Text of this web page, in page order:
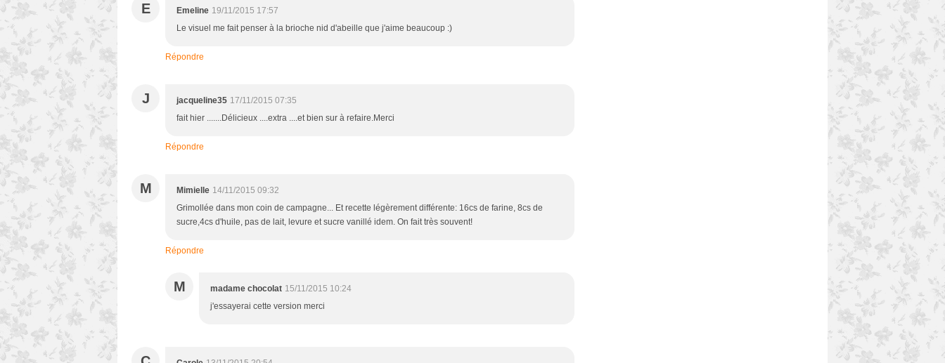
E Emeline 19/11/2015 17:57
Le visuel me fait penser à la brioche nid d'abeille que j'aime beaucoup :)
Répondre
J jacqueline35 17/11/2015 07:35
fait hier .......Délicieux ....extra ....et bien sur à refaire.Merci
Répondre
M Mimielle 14/11/2015 09:32
Grimollée dans mon coin de campagne... Et recette légèrement différente: 16cs de farine, 8cs de
sucre,4cs d'huile, pas de lait, levure et sucre vanillé idem. On fait très souvent!
Répondre
M madame chocolat 15/11/2015 10:24
j'essayerai cette version merci